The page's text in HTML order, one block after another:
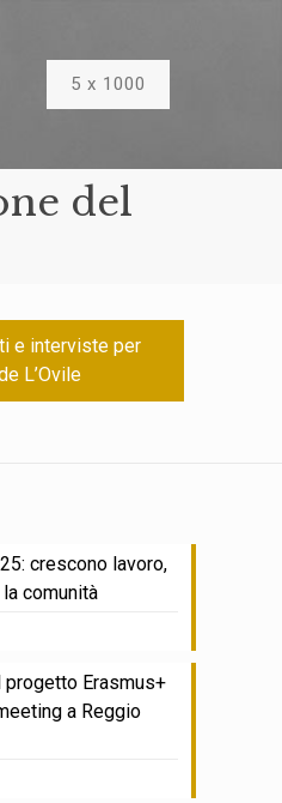
5 x 1000
del
e interviste per
L’Ovile
crescono lavoro,
comunità
progetto Erasmus+
a Reggio